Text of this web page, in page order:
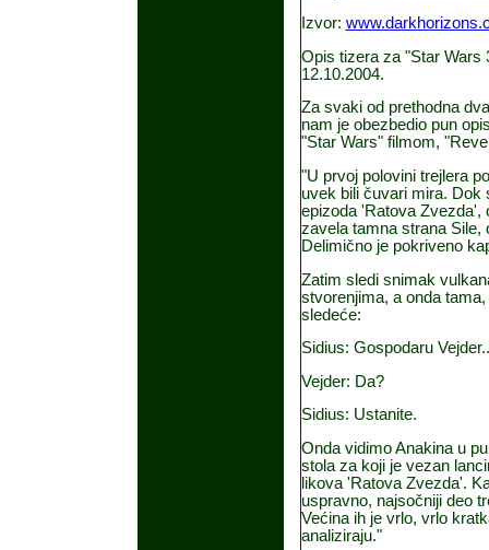
Izvor:
Opis tizera za "Star Wars
12.10.2004.
Za svaki od prethodna
nam je obezbedio pun
"Star Wars" filmom,
"U prvoj polovini trejlera
uvek bili čuvari mira. Dok
epizoda 'Ratova Zvezda',
zavela tamna strana Sile,
Delimično je pokriveno
Zatim sledi snimak
stvorenjima, a onda
sledeće:
Sidius: Gospodaru
Vejder: Da?
Sidius: Ustanite.
Onda vidimo Anakina u
stola za koji je vezan
likova 'Ratova Zvezda'.
uspravno, najsočniji deo
Većina ih je vrlo, vrlo
analiziraju."